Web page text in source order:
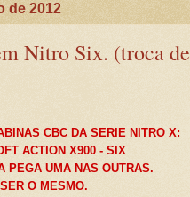
de 2012
Nitro Six. (troca de
CBC DA SERIE NITRO X:
ACTION X900 - SIX
PEGA UMA NAS OUTRAS.
O MESMO.